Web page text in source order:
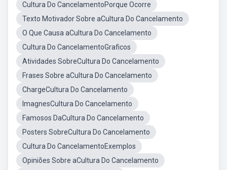
Cultura Do CancelamentoPorque Ocorre
Texto Motivador Sobre aCultura Do Cancelamento
O Que Causa aCultura Do Cancelamento
Cultura Do CancelamentoGraficos
Atividades SobreCultura Do Cancelamento
Frases Sobre aCultura Do Cancelamento
ChargeCultura Do Cancelamento
ImagnesCultura Do Cancelamento
Famosos DaCultura Do Cancelamento
Posters SobreCultura Do Cancelamento
Cultura Do CancelamentoExemplos
Opiniões Sobre aCultura Do Cancelamento